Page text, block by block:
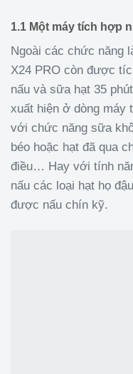
1.1 Một máy tích hợp
Ngoài các chức năng
X24 PRO còn được
nấu và sữa hạt 35
xuất hiện ở dòng máy
với chức năng sữa
béo hoặc hạt đã qua
điều… Hay với tính
nấu các loại hạt họ
được nấu chín kỹ.